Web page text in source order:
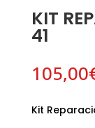
KIT
41
105,00
Kit